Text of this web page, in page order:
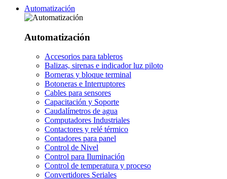
Automatización
Automatización
Accesorios para tableros
Balizas, sirenas e indicador luz piloto
Borneras y bloque terminal
Botoneras e Interruptores
Cables para sensores
Capacitación y Soporte
Caudalímetros de agua
Computadores Industriales
Contactores y relé térmico
Contadores para panel
Control de Nivel
Control para Iluminación
Control de temperatura y proceso
Convertidores Seriales